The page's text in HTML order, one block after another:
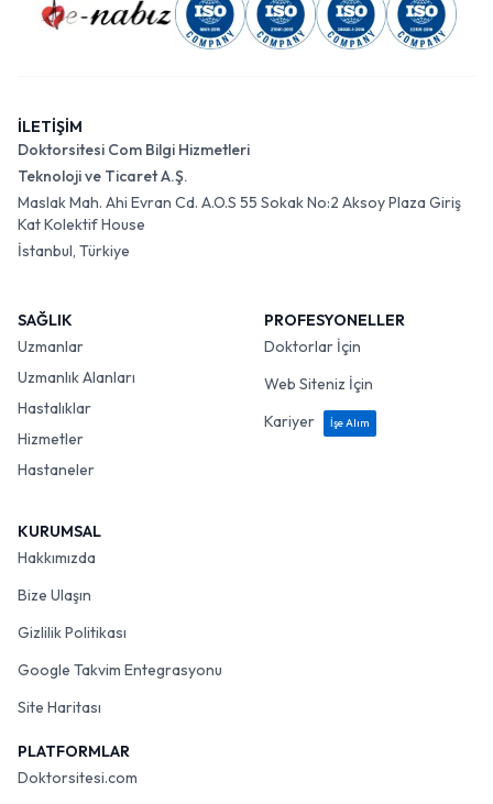
İLETİŞİM
Doktorsitesi Com Bilgi Hizmetleri
Teknoloji ve Ticaret A.Ş.
Maslak Mah. Ahi Evran Cd. A.O.S 55 Sokak No:2 Aksoy Plaza Giriş
Kat Kolektif House
İstanbul, Türkiye
SAĞLIK
Uzmanlar
Uzmanlık Alanları
Hastalıklar
Hizmetler
Hastaneler
PROFESYONELLER
Doktorlar İçin
Web Siteniz İçin
Kariyer
İşe Alım
KURUMSAL
Hakkımızda
Bize Ulaşın
Gizlilik Politikası
Google Takvim Entegrasyonu
Site Haritası
PLATFORMLAR
Doktorsitesi.com